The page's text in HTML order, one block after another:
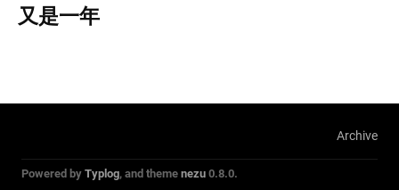
又是一年
Archive
Powered byTyplog, and themenezu0.8.0.